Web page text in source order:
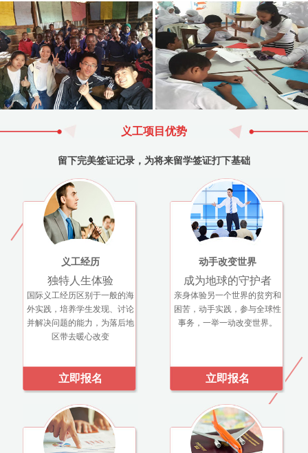
义工项目优势
留下完美签证记录，为将来留学签证打下基础
义工经历
独特人生体验
国际义工经历区别于一般的海
外实践，培养学生发现、讨论
并解决问题的能力，为落后地
区带去暖心改变
立即报名
动手改变世界
成为地球的守护者
亲身体验另一个世界的贫穷和
困苦，动手实践，参与全球性
事务，一举一动改变世界。
立即报名